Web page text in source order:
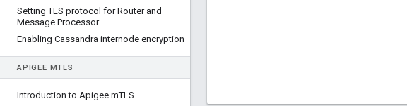
Setting TLS protocol for Router and
Message Processor
Enabling Cassandra internode encryption
APIGEE MTLS
Introduction to Apigee mTLS